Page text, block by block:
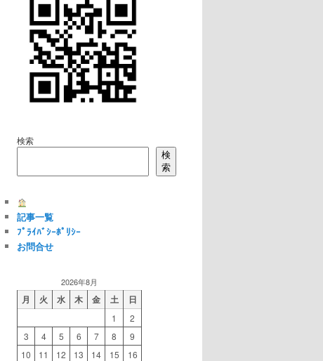
検索
検
索
記事一覧
ﾌﾟﾗｲﾊﾞｼｰﾎﾟﾘｼｰ
お問合せ
2026年8月
月 火 水 木 金 土 日
1
2
3
4 5 6 7 8
9
10
11 12 13 14 15
16